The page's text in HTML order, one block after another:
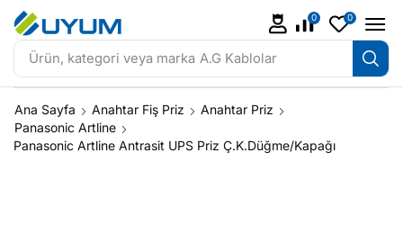
Ürün, kategori veya marka A.G Kablolar
0 0
Ana Sayfa Anahtar Fiş Priz
Anahtar Priz
Panasonic Artline
Panasonic Artline Antrasit UPS Priz Ç.K.Düğme/Kapağı